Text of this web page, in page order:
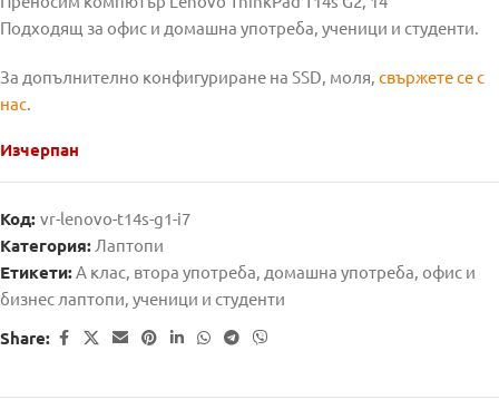
Подходящ за офис и домашна употреба, ученици и студенти.
За допълнително конфигуриране на SSD, моля, свържете се с
нас.
Изчерпан
Код: vr-lenovo-t14s-g1-i7
Категория: Лаптопи
Етикети:А клас, втора употреба, домашна употреба, офис и
бизнес лаптопи, ученици и студенти
Share: